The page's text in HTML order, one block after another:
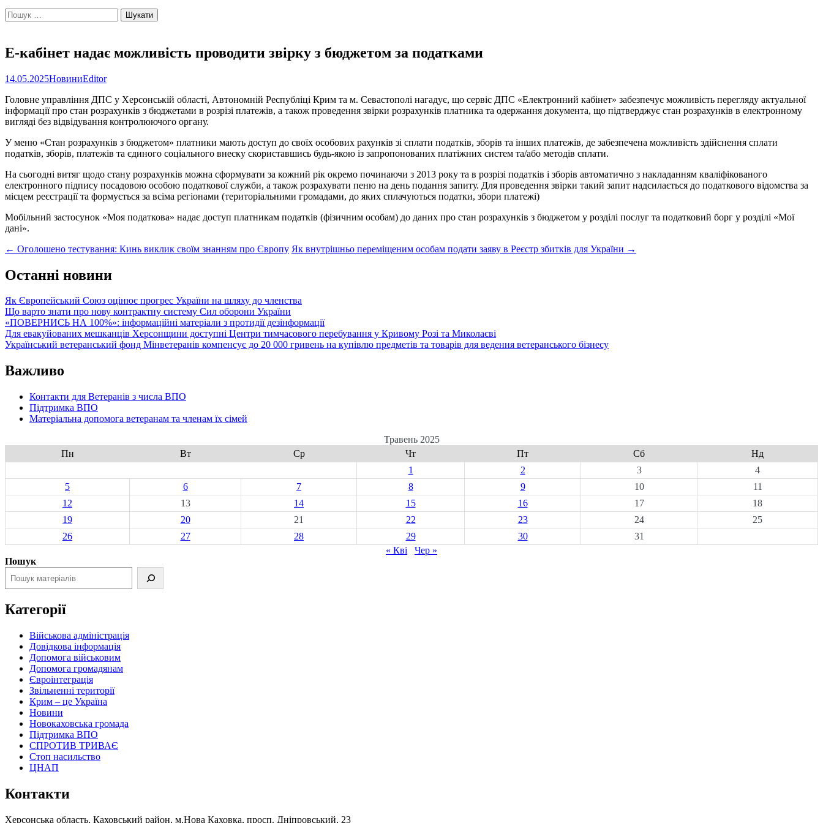
Пошук:
Е-кабінет надає можливість проводити звірку з бюджетом за податками
14.05.2025НовиниEditor
Головне управління ДПС у Херсонській області, Автономній Республіці Крим та м. Севастополі нагадує, що сервіс ДПС «Електронний кабінет» забезпечує можливість перегляду актуальної
інформації про стан розрахунків з бюджетами в розрізі платежів, а також проведення звірки розрахунків платника та одержання документа, що підтверджує стан розрахунків в електронному
вигляді без відвідування контролюючого органу.
У меню «Стан розрахунків з бюджетом» платники мають доступ до своїх особових рахунків зі сплати податків, зборів та інших платежів, де забезпечена можливість здійснення сплати
податків, зборів, платежів та єдиного соціального внеску скориставшись будь-якою із запропонованих платіжних систем та/або методів сплати.
На сьогодні витяг щодо стану розрахунків можна сформувати за кожний рік окремо починаючи з 2013 року та в розрізі податків і зборів автоматично з накладанням кваліфікованого
електронного підпису посадовою особою податкової служби, а також розрахувати пеню на день подання запиту. Для проведення звірки такий запит надсилається до податкового відомства за
місцем реєстрації та формується за всіма регіонами (територіальними громадами, до яких сплачуються податки, збори платежі)
Мобільний застосунок «Моя податкова» надає доступ платникам податків (фізичним особам) до даних про стан розрахунків з бюджетом у розділі послуг та податковий борг у розділі «Moї
дані».
Post
navigation
← Оголошено тестування: Кинь виклик своїм знанням про Європу Як внутрішньо переміщеним особам подати заяву в Реєстр збитків для України →
Останні новини
Як Європейський Союз оцінює прогрес України на шляху до членства
Що варто знати про нову контрактну систему Сил оборони України
«ПОВЕРНИСЬ НА 100%»: інформаційні матеріали з протидії дезінформації
Для евакуйованих мешканців Херсонщини доступні Центри тимчасового перебування у Кривому Розі та Миколаєві
Український ветеранський фонд Мінветеранів компенсує до 20 000 гривень на купівлю предметів та товарів для ведення ветеранського бізнесу
Важливо
Контакти для Ветеранів з числа ВПО
Підтримка ВПО
Матеріальна допомога ветеранам та членам їх сімей
Травень 2025
Пн
Вт Ср Чт Пт Сб
Нд
1
2 3
4
5
6 7 8 9 10
11
12
13 14 15 16 17
18
19
20 21 22 23 24
25
26
27 28 29 30
31
« Кві
Чер »
Пошук
Категорії
Військова адміністрація
Довідкова інформація
Допомога військовим
Допомога громадянам
Євроінтеграція
Звільненні території
Крим – це Україна
Новини
Новокаховська громада
Підтримка ВПО
СПРОТИВ ТРИВАЄ
Стоп насильство
ЦНАП
Контакти
Херсонська область, Каховський район, м.Нова Каховка, просп. Дніпровський, 23